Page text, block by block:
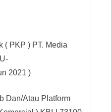
( PKP ) PT. Media
2021 )
Dan/Atau Platform